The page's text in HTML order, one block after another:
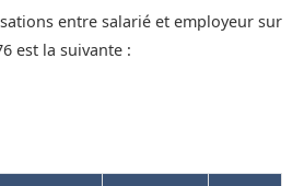
entre salarié et employeur sur
est la suivante :